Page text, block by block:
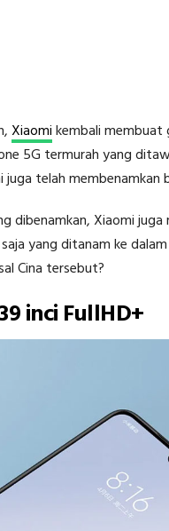
Xiaomikembali membuat
5G termurah yang
telah membenamkan
dibenamkan, Xiaomi
yang ditanam ke
Cina tersebut?
inci FullHD+